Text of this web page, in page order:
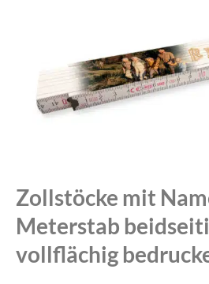
Zollstöcke mit
Meterstab
vollflächig